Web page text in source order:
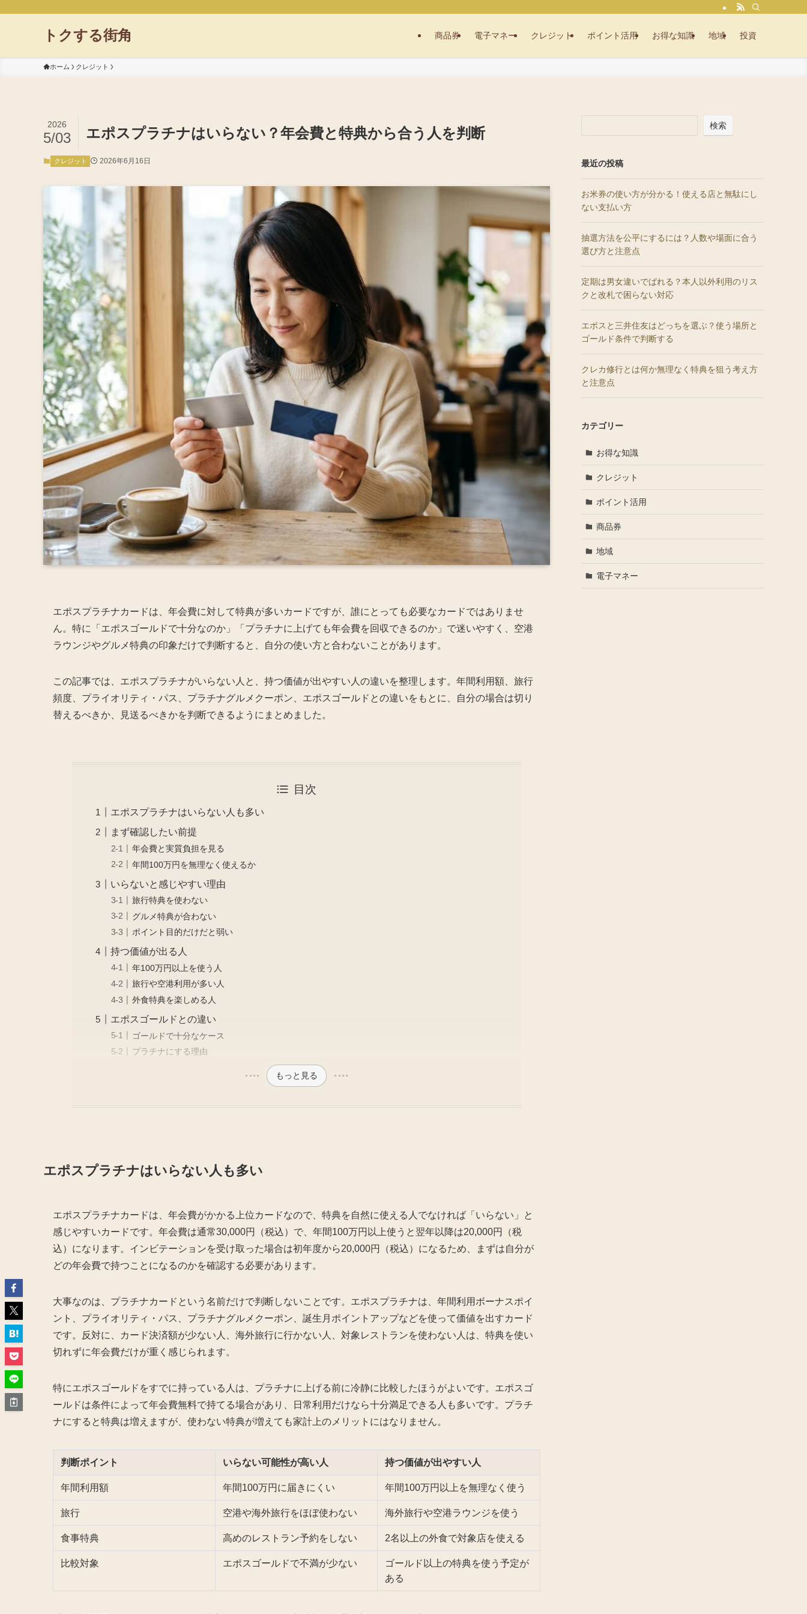
トクする街角 商品券 電子マネー クレジット ポイント活用 お得な知識 地域 投資
ホーム クレジット
エポスプラチナはいらない？年会費と特典から合う人を判断
2026
5/03
クレジット 2026年6月16日
エポスプラチナカードは、年会費に対して特典が多いカードですが、誰にとっても必要なカードではありませ
ん。特に「エポスゴールドで十分なのか」「プラチナに上げても年会費を回収できるのか」で迷いやすく、空港
ラウンジやグルメ特典の印象だけで判断すると、自分の使い方と合わないことがあります。
この記事では、エポスプラチナがいらない人と、持つ価値が出やすい人の違いを整理します。年間利用額、旅行
頻度、プライオリティ・パス、プラチナグルメクーポン、エポスゴールドとの違いをもとに、自分の場合は切り
替えるべきか、見送るべきかを判断できるようにまとめました。
目次
エポスプラチナはいらない人も多い
まず確認したい前提
年会費と実質負担を見る
年間100万円を無理なく使えるか
いらないと感じやすい理由
旅行特典を使わない
グルメ特典が合わない
ポイント目的だけだと弱い
持つ価値が出る人
年100万円以上を使う人
旅行や空港利用が多い人
外食特典を楽しめる人
エポスゴールドとの違い
ゴールドで十分なケース
プラチナにする理由
もっと見る
エポスプラチナはいらない人も多い
エポスプラチナカードは、年会費がかかる上位カードなので、特典を自然に使える人でなければ「いらない」と
感じやすいカードです。年会費は通常30,000円（税込）で、年間100万円以上使うと翌年以降は20,000円（税
込）になります。インビテーションを受け取った場合は初年度から20,000円（税込）になるため、まずは自分が
どの年会費で持つことになるのかを確認する必要があります。
大事なのは、プラチナカードという名前だけで判断しないことです。エポスプラチナは、年間利用ボーナスポイ
ント、プライオリティ・パス、プラチナグルメクーポン、誕生月ポイントアップなどを使って価値を出すカード
です。反対に、カード決済額が少ない人、海外旅行に行かない人、対象レストランを使わない人は、特典を使い
切れずに年会費だけが重く感じられます。
特にエポスゴールドをすでに持っている人は、プラチナに上げる前に冷静に比較したほうがよいです。エポスゴ
ールドは条件によって年会費無料で持てる場合があり、日常利用だけなら十分満足できる人も多いです。プラチ
ナにすると特典は増えますが、使わない特典が増えても家計上のメリットにはなりません。
判断ポイント いらない可能性が高い人 持つ価値が出やすい人
年間利用額 年間100万円に届きにくい 年間100万円以上を無理なく使う
旅行 空港や海外旅行をほぼ使わない 海外旅行や空港ラウンジを使う
食事特典 高めのレストラン予約をしない 2名以上の外食で対象店を使える
比較対象 エポスゴールドで不満が少ない
ゴールド以上の特典を使う予定が
ある
検索
最近の投稿
お米券の使い方が分かる！使える店と無駄にし
ない支払い方
抽選方法を公平にするには？人数や場面に合う
選び方と注意点
定期は男女違いでばれる？本人以外利用のリス
クと改札で困らない対応
エポスと三井住友はどっちを選ぶ？使う場所と
ゴールド条件で判断する
クレカ修行とは何か無理なく特典を狙う考え方
と注意点
カテゴリー
お得な知識
クレジット
ポイント活用
商品券
地域
電子マネー